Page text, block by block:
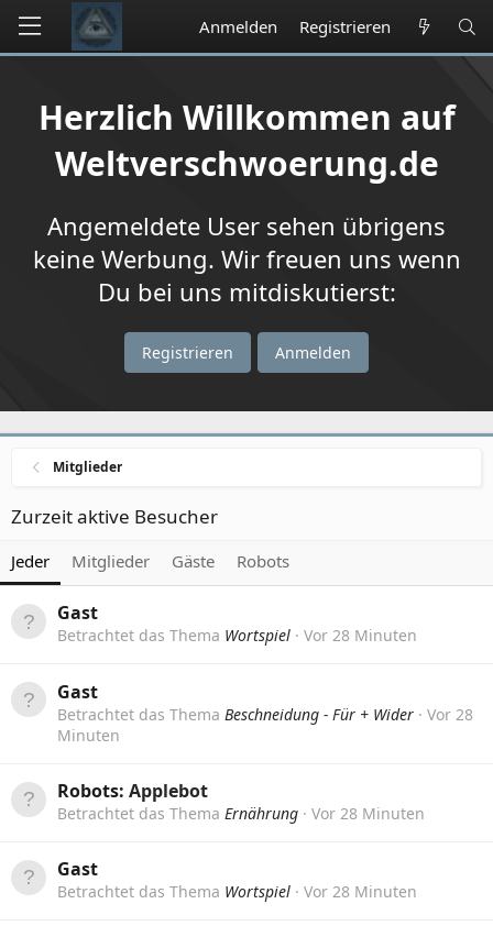
Anmelden Registrieren
Herzlich Willkommen auf
Weltverschwoerung.de
Angemeldete User sehen übrigens
keine Werbung. Wir freuen uns wenn
Du bei uns mitdiskutierst:
Registrieren Anmelden
Mitglieder
Zurzeit aktive Besucher
Jeder Mitglieder Gäste Robots
Gast
Betrachtet das Thema Wortspiel Vor 28 Minuten
Gast
Betrachtet das Thema Beschneidung - Für + Wider
Vor 28
Minuten
Robots: Applebot
Betrachtet das Thema Ernährung Vor 28 Minuten
Gast
Betrachtet das Thema Wortspiel Vor 28 Minuten